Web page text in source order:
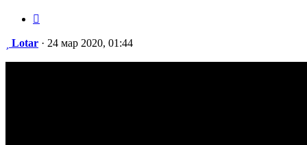
Сообщение
Lotar · 24 мар 2020, 01:44